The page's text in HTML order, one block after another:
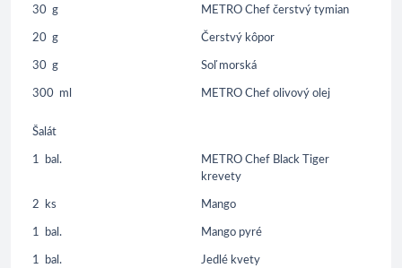
30 g METRO Chef čerstvý tymian
20 g Čerstvý kôpor
30 g Soľ morská
300 ml METRO Chef olivový olej
Šalát
1 bal.
METRO Chef Black Tiger
krevety
2 ks Mango
1 bal. Mango pyré
1 bal. Jedlé kvety